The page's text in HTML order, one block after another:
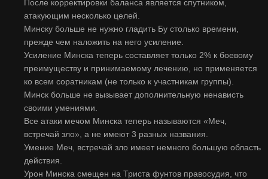
После корректировки баланса является спутником,
атакующим несколько целей.
Минску больше не нужно гладить Бу столько времени,
прежде чем наложить на него усиление.
Усиление Минска теперь составляет только 2% к боевому
преимуществу и принимаемому лечению, но применяется
ко всем соратникам (не только к участникам группы).
Минск больше не вызывает дополнительную ненависть
своими умениями.
Все атаки мечом Минска теперь называются «Меч,
встречай зло», а не имеют 3 разных названия.
Умение Меч, встречай зло имеет немного большую область
действия.
Урон Минска смещен на Триста фунтов правосудия, что